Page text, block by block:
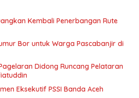
Kembali Penerbangan Rute
Bor untuk Warga Pascabanjir di
Didong Runcang Pelataran
Eksekutif PSSI Banda Aceh